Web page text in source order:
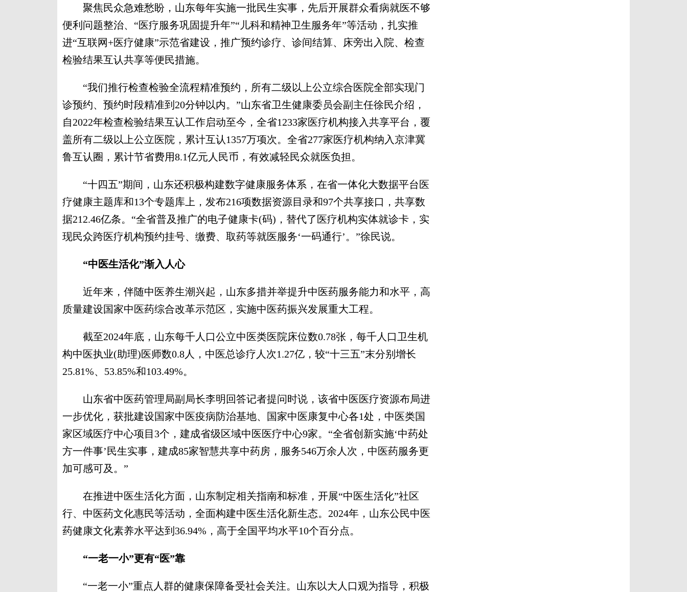
聚焦民众急难愁盼，山东每年实施一批民生实事，先后开展群众看病就医不够
便利问题整治、“医疗服务巩固提升年”“儿科和精神卫生服务年”等活动，扎实推
进“互联网+医疗健康”示范省建设，推广预约诊疗、诊间结算、床旁出入院、检查
检验结果互认共享等便民措施。
“我们推行检查检验全流程精准预约，所有二级以上公立综合医院全部实现门
诊预约、预约时段精准到20分钟以内。”山东省卫生健康委员会副主任徐民介绍，
自2022年检查检验结果互认工作启动至今，全省1233家医疗机构接入共享平台，覆
盖所有二级以上公立医院，累计互认1357万项次。全省277家医疗机构纳入京津冀
鲁互认圈，累计节省费用8.1亿元人民币，有效减轻民众就医负担。
“十四五”期间，山东还积极构建数字健康服务体系，在省一体化大数据平台医
疗健康主题库和13个专题库上，发布216项数据资源目录和97个共享接口，共享数
据212.46亿条。“全省普及推广的电子健康卡(码)，替代了医疗机构实体就诊卡，实
现民众跨医疗机构预约挂号、缴费、取药等就医服务‘一码通行’。”徐民说。
“中医生活化”渐入人心
近年来，伴随中医养生潮兴起，山东多措并举提升中医药服务能力和水平，高
质量建设国家中医药综合改革示范区，实施中医药振兴发展重大工程。
截至2024年底，山东每千人口公立中医类医院床位数0.78张，每千人口卫生机
构中医执业(助理)医师数0.8人，中医总诊疗人次1.27亿，较“十三五”末分别增长
25.81%、53.85%和103.49%。
山东省中医药管理局副局长李明回答记者提问时说，该省中医医疗资源布局进
一步优化，获批建设国家中医疫病防治基地、国家中医康复中心各1处，中医类国
家区域医疗中心项目3个，建成省级区域中医医疗中心9家。“全省创新实施‘中药处
方一件事’民生实事，建成85家智慧共享中药房，服务546万余人次，中医药服务更
加可感可及。”
在推进中医生活化方面，山东制定相关指南和标准，开展“中医生活化”社区
行、中医药文化惠民等活动，全面构建中医生活化新生态。2024年，山东公民中医
药健康文化素养水平达到36.94%，高于全国平均水平10个百分点。
“一老一小”更有“医”靠
“一老一小”重点人群的健康保障备受社会关注。山东以大人口观为指导，积极